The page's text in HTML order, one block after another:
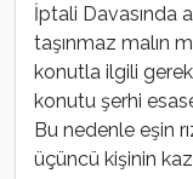
İptali Davasında
taşınmaz malın
konutla ilgili
konutu şerhi
Bu nedenle eşin
üçüncü kişinin